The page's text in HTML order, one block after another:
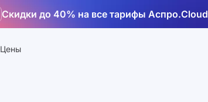
Скидки до 40% на все тарифы Аспро.Cloud
Цены